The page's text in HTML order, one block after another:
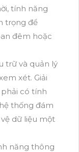
tính năng
trọng để
đêm hoặc
trữ và quản lý
xét. Giải
có tính
thống đám
dữ liệu một
năng thông